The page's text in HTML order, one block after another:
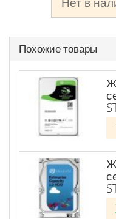
Похожие товары